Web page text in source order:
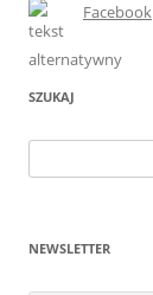
Facebook
SZUKAJ
NEWSLETTER